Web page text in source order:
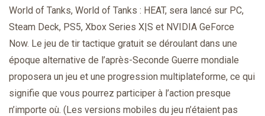
World of Tanks, World of Tanks : HEAT, sera lancé sur PC,
Steam Deck, PS5, Xbox Series X|S et NVIDIA GeForce
Now. Le jeu de tir tactique gratuit se déroulant dans une
époque alternative de l’après-Seconde Guerre mondiale
proposera un jeu et une progression multiplateforme, ce qui
signifie que vous pourrez participer à l’action presque
n’importe où. (Les versions mobiles du jeu n’étaient pas